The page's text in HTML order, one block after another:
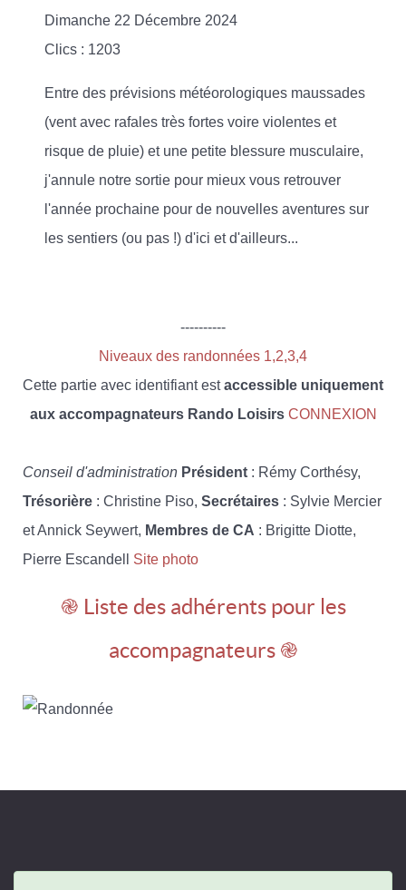
Dimanche 22 Décembre 2024
Clics : 1203
Entre des prévisions météorologiques maussades
(vent avec rafales très fortes voire violentes et
risque de pluie) et une petite blessure musculaire,
j'annule notre sortie pour mieux vous retrouver
l'année prochaine pour de nouvelles aventures sur
les sentiers (ou pas !) d'ici et d'ailleurs...
----------
Niveaux des randonnées 1,2,3,4
Cette partie avec identifiant estaccessible uniquement
aux accompagnateurs Rando Loisirs CONNEXION
Conseil d'administration Président : Rémy Corthésy,
Trésorière : Christine Piso, Secrétaires : Sylvie Mercier
et Annick Seywert, Membres de CA : Brigitte Diotte,
Pierre Escandell Site photo
֎ Liste des adhérents pour les
accompagnateurs ֎